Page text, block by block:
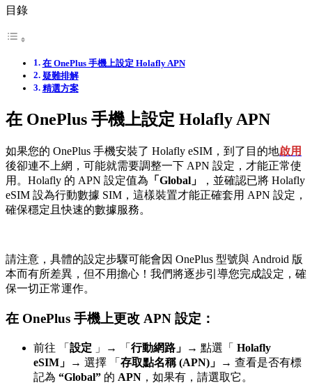
目錄
在 OnePlus 手機上設定 Holafly APN
疑難排解
精選方案
在 OnePlus 手機上設定 Holafly APN
如果您的 OnePlus 手機安裝了 Holafly eSIM，到了目的地啟用
後卻連不上網，可能就需要調整一下 APN 設定，才能正常使
用。Holafly 的 APN 設定值為 「Global」
，並確認已將 Holafly
eSIM 設為行動數據 SIM，這樣裝置才能正確套用 APN 設定，
確保穩定且快速的數據服務。
請注意，具體的設定步驟可能會因 OnePlus 型號與 Android 版
本而有所差異，但不用擔心！我們將逐步引導您完成設定，確
保一切正常運作。
在 OnePlus 手機上更改 APN 設定：
前往 「 設定 」 → 「 行動網路」→ 點選「 Holafly
eSIM」→ 選擇 「 存取點名稱 (APN)」→ 查看是否有標
記為 “Global” 的 APN ，如果有，請選取它。